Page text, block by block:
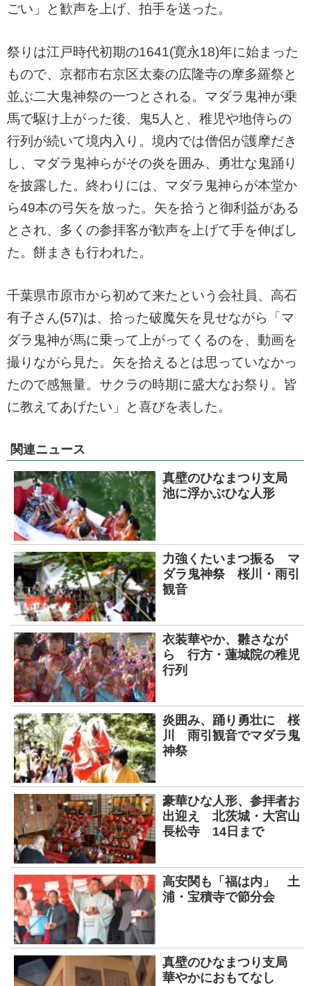
ごい」と歓声を上げ、拍手を送った。
祭りは江戸時代初期の1641(寛永18)年に始まった
もので、京都市右京区太秦の広隆寺の摩多羅祭と
並ぶ二大鬼神祭の一つとされる。マダラ鬼神が乗
馬で駆け上がった後、鬼5人と、稚児や地侍らの
行列が続いて境内入り。境内では僧侶が護摩だき
し、マダラ鬼神らがその炎を囲み、勇壮な鬼踊り
を披露した。終わりには、マダラ鬼神らが本堂か
ら49本の弓矢を放った。矢を拾うと御利益がある
とされ、多くの参拝客が歓声を上げて手を伸ばし
た。餅まきも行われた。
千葉県市原市から初めて来たという会社員、高石
有子さん(57)は、拾った破魔矢を見せながら「マ
ダラ鬼神が馬に乗って上がってくるのを、動画を
撮りながら見た。矢を拾えるとは思っていなかっ
たので感無量。サクラの時期に盛大なお祭り。皆
に教えてあげたい」と喜びを表した。
関連ニュース
真壁のひなまつり支局
池に浮かぶひな人形
力強くたいまつ振る マ
ダラ鬼神祭 桜川・雨引
観音
衣装華やか、雛さなが
ら 行方・蓮城院の稚児
行列
炎囲み、踊り勇壮に 桜
川 雨引観音でマダラ鬼
神祭
豪華ひな人形、参拝者お
出迎え 北茨城・大宮山
長松寺 14日まで
高安関も「福は内」 土
浦・宝積寺で節分会
真壁のひなまつり支局
華やかにおもてなし